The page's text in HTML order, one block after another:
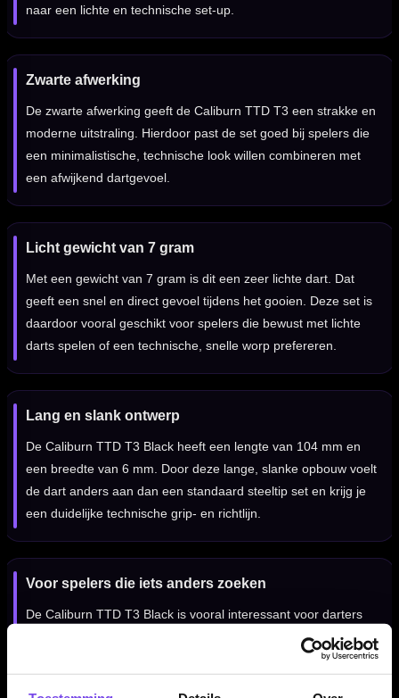
naar een lichte en technische set-up.
Zwarte afwerking
De zwarte afwerking geeft de Caliburn TTD T3 een strakke en
moderne uitstraling. Hierdoor past de set goed bij spelers die
een minimalistische, technische look willen combineren met
een afwijkend dartgevoel.
Licht gewicht van 7 gram
Met een gewicht van 7 gram is dit een zeer lichte dart. Dat
geeft een snel en direct gevoel tijdens het gooien. Deze set is
daardoor vooral geschikt voor spelers die bewust met lichte
darts spelen of een technische, snelle worp prefereren.
Lang en slank ontwerp
De Caliburn TTD T3 Black heeft een lengte van 104 mm en
een breedte van 6 mm. Door deze lange, slanke opbouw voelt
de dart anders aan dan een standaard steeltip set en krijg je
een duidelijke technische grip- en richtlijn.
Voor spelers die iets anders zoeken
De Caliburn TTD T3 Black is vooral interessant voor darters
die willen experimenteren met een afwijkende dartopbouw.
Door het titanium materiaal, het lage gewicht en de lange